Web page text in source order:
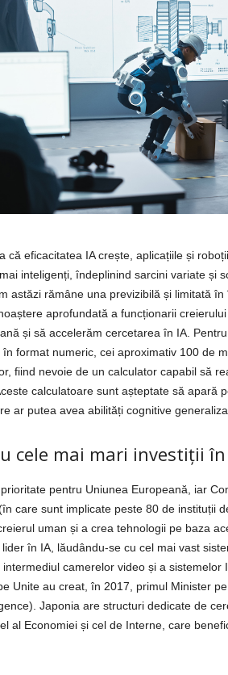
că eficacitatea IA crește, aplicațiile și
inteligenți, îndeplinind sarcini variate și
astăzi rămâne una previzibilă și limitată
aprofundată a funcționarii
și să accelerăm cercetarea în IA.
în format numeric, cei aproximativ 100 de
fiind nevoie de un calculator capabil să
calculatoare sunt așteptate să apară
ar putea avea abilități cognitive
cele mai mari investiții
pentru Uniunea Europeană, iar
care sunt implicate peste 80 de instituții
uman și a crea tehnologii pe baza
în IA, lăudându-se cu cel mai vast
camerelor video și a sistemelor
Unite au creat, în 2017, primul Minister
Japonia are structuri dedicate de
al Economiei și cel de Interne, care